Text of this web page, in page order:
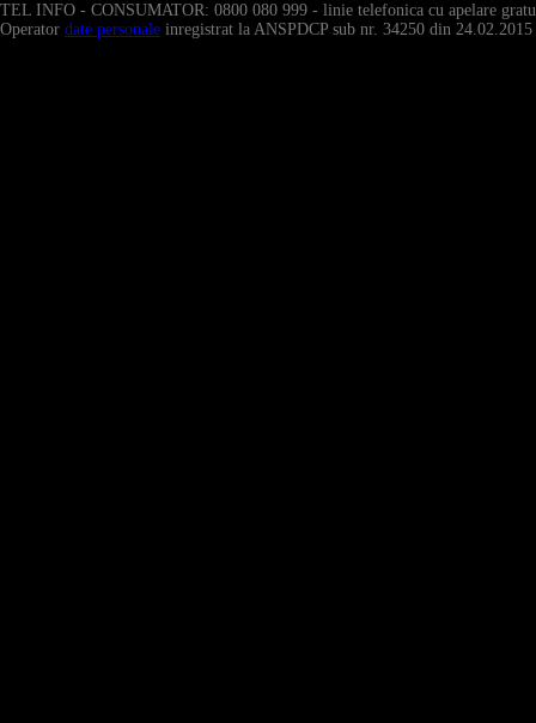
TEL INFO - CONSUMATOR: 0800 080 999 - linie telefonica cu apelare
Operator date personale inregistrat la ANSPDCP sub nr. 34250 din 24.02.2015